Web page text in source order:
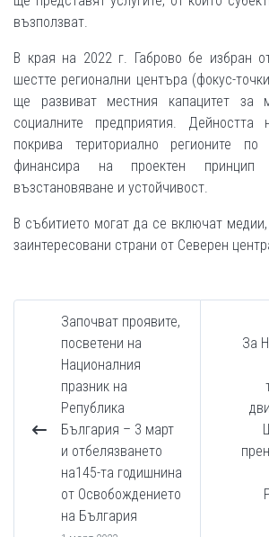
възползват.
В края на 2022 г. Габрово бе избран
шестте регионални центъра (фокус-
ще развиват местния капацитет за
социалните предприятия.
покрива териториално регионите
финансира на проектен
възстановяване и устойчивост.
В събитието могат да се включат
заинтересовани страни от Северен
Започват проявите,
посветени на
Националния
празник на
Република
България – 3 март
и отбелязването
на145-та годишнина
от Освобождението
на България
За